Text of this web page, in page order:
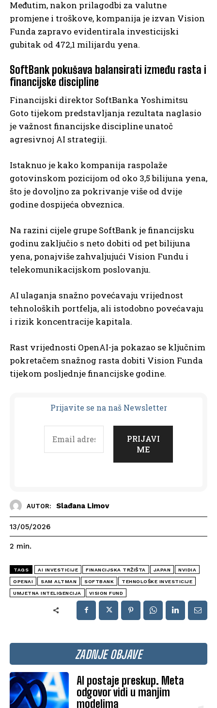
ZADNJE OBJAVE
AI postaje preskup. Meta
odgovor vidi u manjim
modelima
Međutim, nakon prilagodbi za valutne
promjene i troškove, kompanija je izvan Vision
Funda zapravo evidentirala investicijski
gubitak od 472,1 milijardu yena.
SoftBank pokušava balansirati između rasta i
financijske discipline
Financijski direktor SoftBanka Yoshimitsu
Goto tijekom predstavljanja rezultata naglasio
je važnost financijske discipline unatoč
agresivnoj AI strategiji.
Istaknuo je kako kompanija raspolaže
gotovinskom pozicijom od oko 3,5 bilijuna yena,
što je dovoljno za pokrivanje više od dvije
godine dospijeća obveznica.
Na razini cijele grupe SoftBank je financijsku
godinu zaključio s neto dobiti od pet bilijuna
yena, ponajviše zahvaljujući Vision Fundu i
telekomunikacijskom poslovanju.
AI ulaganja snažno povećavaju vrijednost
tehnoloških portfelja, ali istodobno povećavaju
i rizik koncentracije kapitala.
Rast vrijednosti OpenAI-ja pokazao se ključnim
pokretačem snažnog rasta dobiti Vision Funda
tijekom posljednje financijske godine.
Prijavite se na naš Newsletter
AUTOR: Slađana Limov
13/05/2026
2 min.
TAGS AI INVESTICIJE FINANCIJSKA TRŽIŠTA JAPAN NVIDIA
OPENAI SAM ALTMAN SOFTBANK TEHNOLOŠKE INVESTICIJE
UMJETNA INTELIGENCIJA VISION FUND